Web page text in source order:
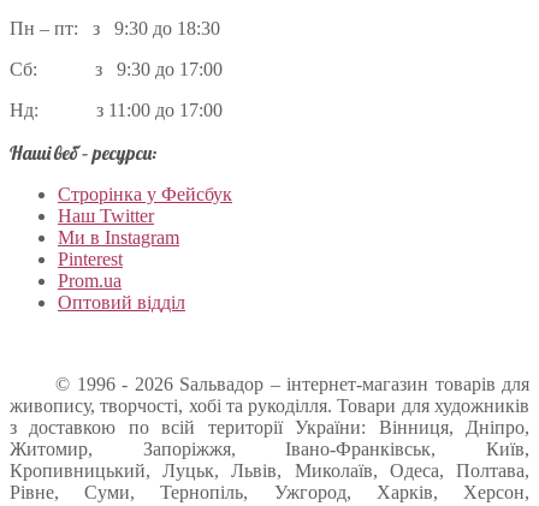
Пн – пт: з 9:30 до 18:30
Сб: з 9:30 до 17:00
Нд: з 11:00 до 17:00
Наші веб – ресурси:
Строрінка у Фейсбук
Наш Twitter
Ми в Instagram
Pinterest
Prom.ua
Оптовий відділ
© 1996 - 2026 Sальвадор – інтернет-магазин товарів для
живопису, творчості, хобі та рукоділля. Товари для художників
з доставкою по всій території України: Вінниця, Дніпро,
Житомир, Запоріжжя, Івано-Франківськ, Київ,
Кропивницький, Луцьк, Львів, Миколаїв, Одеса, Полтава,
Рівне, Суми, Тернопіль, Ужгород, Харків, Херсон,